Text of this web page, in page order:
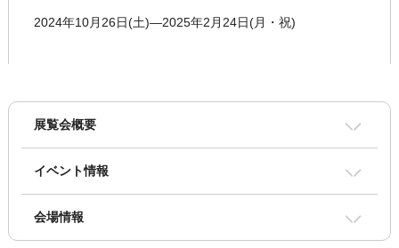
2024年10月26日(土)―2025年2月24日(月・祝)
展覧会概要
イベント情報
会場情報